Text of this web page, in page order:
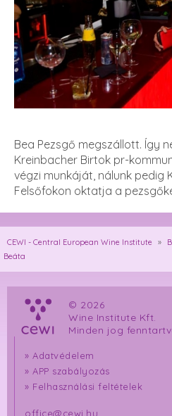
Bea Pezsgő megszállott. Így
Kreinbacher Birtok pr-
végzi munkáját, nálunk pedig
Felsőfokon oktatja a
CEWI - Central European Wine Institute »
Beáta
© 2026
Wine Institute Kft.
Minden jog
» Adatvédelem
» APP szabályozás
» Felhasználási feltételek
office@cewi.hu